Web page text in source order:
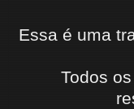
Essa é uma
Todos